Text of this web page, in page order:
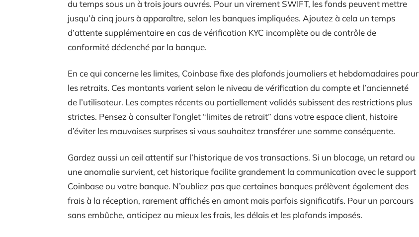
du temps sous un à trois jours ouvrés. Pour un virement SWIFT, les fonds peuvent mettre
jusqu’à cinq jours à apparaître, selon les banques impliquées. Ajoutez à cela un temps
d’attente supplémentaire en cas de vérification KYC incomplète ou de contrôle de
conformité déclenché par la banque.
En ce qui concerne les limites, Coinbase fixe des plafonds journaliers et hebdomadaires pour
les retraits. Ces montants varient selon le niveau de vérification du compte et l’ancienneté
de l’utilisateur. Les comptes récents ou partiellement validés subissent des restrictions plus
strictes. Pensez à consulter l’onglet “limites de retrait” dans votre espace client, histoire
d’éviter les mauvaises surprises si vous souhaitez transférer une somme conséquente.
Gardez aussi un œil attentif sur l’historique de vos transactions. Si un blocage, un retard ou
une anomalie survient, cet historique facilite grandement la communication avec le support
Coinbase ou votre banque. N’oubliez pas que certaines banques prélèvent également des
frais à la réception, rarement affichés en amont mais parfois significatifs. Pour un parcours
sans embûche, anticipez au mieux les frais, les délais et les plafonds imposés.